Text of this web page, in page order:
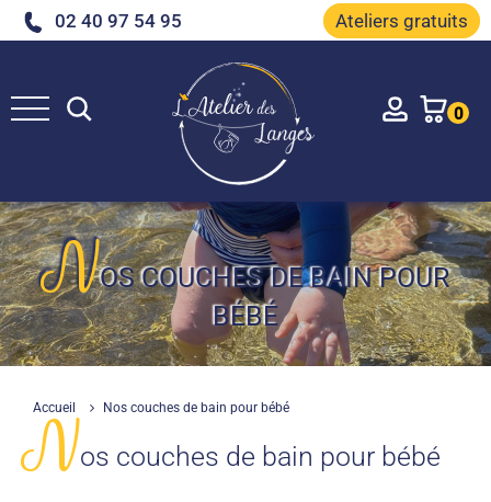
02 40 97 54 95 Ateliers gratuits
Rechercher Account
0
NOS COUCHES DE BAIN POUR
BÉBÉ
Accueil Nos couches de bain pour bébé
Nos couches de bain pour bébé